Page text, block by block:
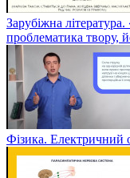
Зарубіжна
проблематика твору,
Фізика. Електричний